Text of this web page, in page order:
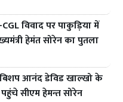
CGL विवाद पर पाकुड़िया में
हेमंत सोरेन का पुतला
आनंद डेविड खाल्खो के
सीएम हेमन्त सोरेन